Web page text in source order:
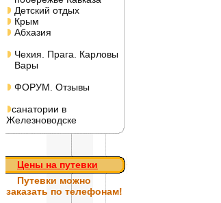
Детский отдых
Крым
Абхазия
Чехия. Прага. Карловы
Вары
ФОРУМ. Отзывы
санатории в
Железноводске
Цены на путевки
Путевки можно
заказать по телефонам!